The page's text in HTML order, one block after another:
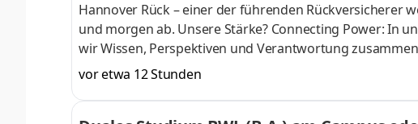
Hannover Rück – einer der führenden Rück­versicherer
und morgen ab. Unsere Stärke? Connecting Power: In
wir Wissen, Perspektiven und Verant­wortung
entwickeln uns sowie unsere Services und Produkte
mit­gestalten. Klingt gut? Lerne uns als verlässlichen
vor etwa 12 Stunden